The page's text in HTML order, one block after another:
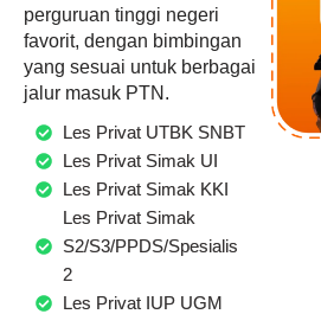
perguruan tinggi negeri
favorit, dengan bimbingan
yang sesuai untuk berbagai
jalur masuk PTN.
Les Privat UTBK SNBT
Les Privat Simak UI
Les Privat Simak KKI
Les Privat Simak
S2/S3/PPDS/Spesialis
2
Les Privat IUP UGM